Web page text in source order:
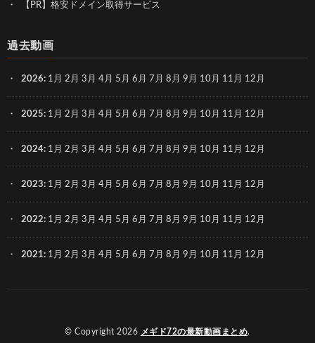
【PR】格安ドメイン取得サービス
過去動画
2026: 1月 2月 3月 4月 5月 6月 7月 8月 9月 10月 11月 12月
2025: 1月 2月 3月 4月 5月 6月 7月 8月 9月 10月 11月 12月
2024: 1月 2月 3月 4月 5月 6月 7月 8月 9月 10月 11月 12月
2023: 1月 2月 3月 4月 5月 6月 7月 8月 9月 10月 11月 12月
2022: 1月 2月 3月 4月 5月 6月 7月 8月 9月 10月 11月 12月
2021: 1月 2月 3月 4月 5月 6月 7月 8月 9月 10月 11月 12月
© Copyright 2026 メギド72の最新動画まとめ.